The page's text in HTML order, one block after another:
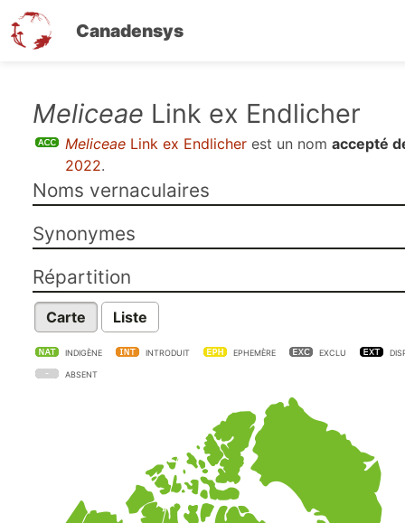
Canadensys
contenu
Meliceae Link ex Endlicher
Meliceae Link ex Endlicher est un nom accepté
2022.
Noms vernaculaires
Synonymes
Répartition
Carte Liste
INDIGÈNE INTRODUIT EPHEMÈRE EXCLU
ABSENT